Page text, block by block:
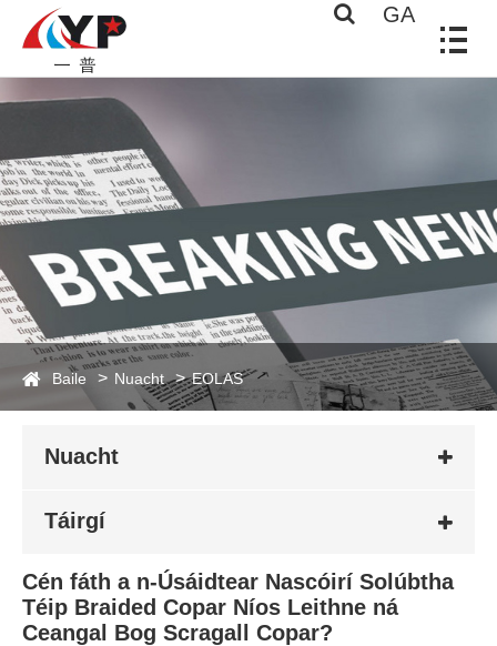
GA
Baile Nuacht EOLAS
Nuacht
Táirgí
Cén fáth a n-Úsáidtear Nascóirí Solúbtha
Téip Braided Copar Níos Leithne ná
Ceangal Bog Scragall Copar?